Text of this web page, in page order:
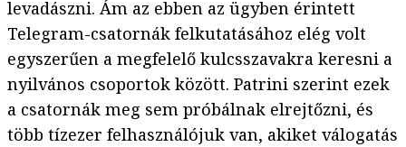
levadászni. Ám az ebben az ügyben érintett
Telegram-csatornák felkutatásához elég volt
egyszerűen a megfelelő kulcsszavakra keresni a
nyilvános csoportok között. Patrini szerint ezek
a csatornák meg sem próbálnak elrejtőzni, és
több tízezer felhasználójuk van, akiket válogatás